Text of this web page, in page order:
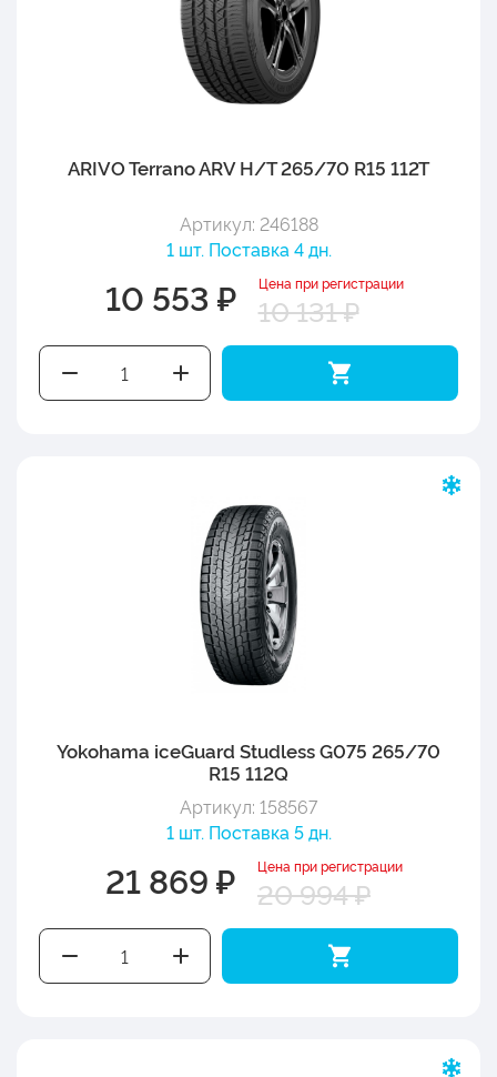
ARIVO Terrano ARV H/T 265/70 R15 112T
Артикул: 246188
1 шт. Поставка 4 дн.
10 553 ₽ Цена при регистрации
10 131 ₽
Yokohama iceGuard Studless G075 265/70
R15 112Q
Артикул: 158567
1 шт. Поставка 5 дн.
21 869 ₽ Цена при регистрации
20 994 ₽